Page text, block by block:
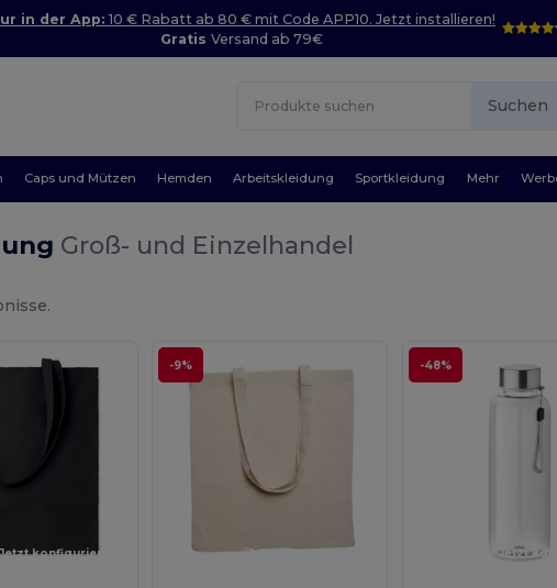
in der App: 10 € Rabatt ab 80 € mit Code APP10. Jetzt installieren!
GratisVersand ab 79€
Suchen
Caps und Mützen Hemden Arbeitskleidung Sportkleidung Mehr
Groß- und Einzelhandel
konfigurieren!
-9%
Jetzt konfigurieren!
-48%
Jetzt